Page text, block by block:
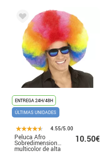
ENTREGA 24H/48H
ÚLTIMAS UNIDADES
4.55/5.00
Peluca Afro
Sobredimensionada
multicolor de alta
10.50€